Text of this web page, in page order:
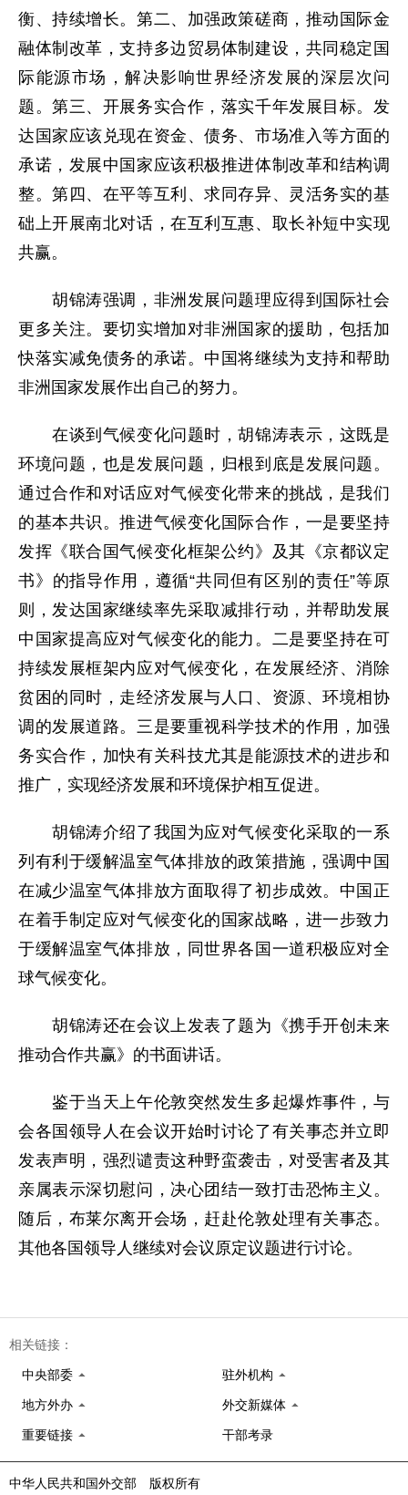
衡、持续增长。第二、加强政策磋商，推动国际金
融体制改革，支持多边贸易体制建设，共同稳定国
际能源市场，解决影响世界经济发展的深层次问
题。第三、开展务实合作，落实千年发展目标。发
达国家应该兑现在资金、债务、市场准入等方面的
承诺，发展中国家应该积极推进体制改革和结构调
整。第四、在平等互利、求同存异、灵活务实的基
础上开展南北对话，在互利互惠、取长补短中实现
共赢。
胡锦涛强调，非洲发展问题理应得到国际社会
更多关注。要切实增加对非洲国家的援助，包括加
快落实减免债务的承诺。中国将继续为支持和帮助
非洲国家发展作出自己的努力。
在谈到气候变化问题时，胡锦涛表示，这既是
环境问题，也是发展问题，归根到底是发展问题。
通过合作和对话应对气候变化带来的挑战，是我们
的基本共识。推进气候变化国际合作，一是要坚持
发挥《联合国气候变化框架公约》及其《京都议定
书》的指导作用，遵循“共同但有区别的责任”等原
则，发达国家继续率先采取减排行动，并帮助发展
中国家提高应对气候变化的能力。二是要坚持在可
持续发展框架内应对气候变化，在发展经济、消除
贫困的同时，走经济发展与人口、资源、环境相协
调的发展道路。三是要重视科学技术的作用，加强
务实合作，加快有关科技尤其是能源技术的进步和
推广，实现经济发展和环境保护相互促进。
胡锦涛介绍了我国为应对气候变化采取的一系
列有利于缓解温室气体排放的政策措施，强调中国
在减少温室气体排放方面取得了初步成效。中国正
在着手制定应对气候变化的国家战略，进一步致力
于缓解温室气体排放，同世界各国一道积极应对全
球气候变化。
胡锦涛还在会议上发表了题为《携手开创未来
推动合作共赢》的书面讲话。
鉴于当天上午伦敦突然发生多起爆炸事件，与
会各国领导人在会议开始时讨论了有关事态并立即
发表声明，强烈谴责这种野蛮袭击，对受害者及其
亲属表示深切慰问，决心团结一致打击恐怖主义。
随后，布莱尔离开会场，赶赴伦敦处理有关事态。
其他各国领导人继续对会议原定议题进行讨论。
相关链接：
中央部委 驻外机构
地方外办 外交新媒体
重要链接 干部考录
中华人民共和国外交部 版权所有